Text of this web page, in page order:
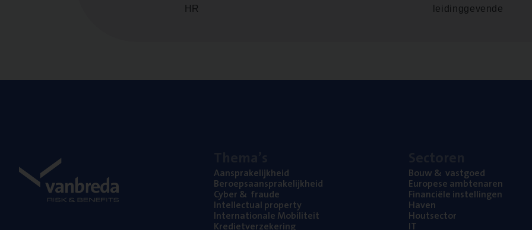
HR
leidinggevende
Aan­spra­ke­lijk­heid
Beroeps­aan­spra­ke­lijk­heid
Cyber& fraude
Intel­lec­tu­al property
Inter­na­ti­o­na­le Mobiliteit
Kre­diet­ver­ze­ke­ring
Bouw& vastgoed
Euro­pe­se ambtenaren
Finan­ci­ë­le instellingen
Haven
Hout­sec­tor
IT